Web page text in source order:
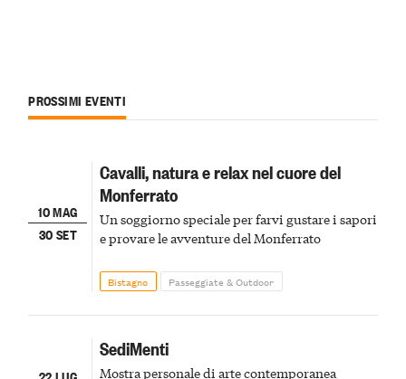
PROSSIMI EVENTI
10 MAG
30 SET
Cavalli, natura e relax nel cuore del
Monferrato
Un soggiorno speciale per farvi gustare i sapori
e provare le avventure del Monferrato
Bistagno Passeggiate & Outdoor
SediMenti
Mostra personale di arte contemporanea